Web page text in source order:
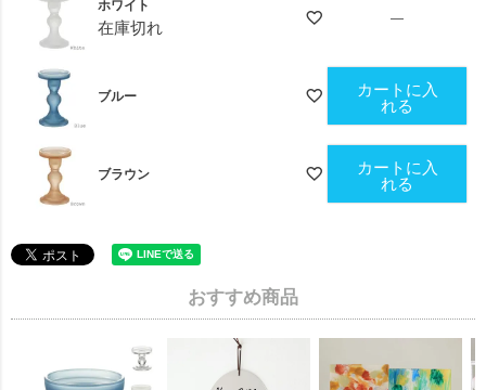
ホワイト
在庫切れ
—
ブルー
カートに入
れる
ブラウン
カートに入
れる
おすすめ商品